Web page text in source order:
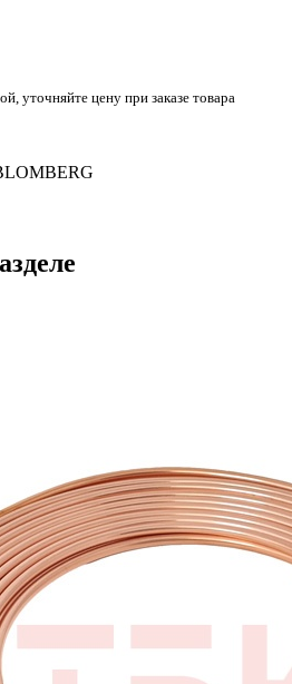
уточняйте цену при заказе товара